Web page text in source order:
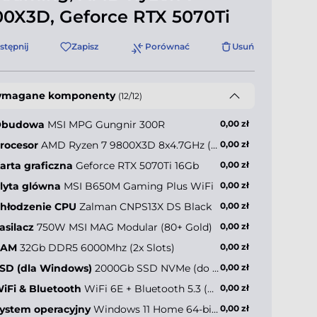
Master
600
Geforce RTX 5070Ti
Zapisz Porównać Usuń
komponenty (12/12)
MSI MPG Gungnir 300R 0,00 zł
AMD Ryzen 7 9800X3D 8x4.7GHz (max 5.2GHz) 0,00 zł
graficzna Geforce RTX 5070Ti 16Gb 0,00 zł
glówna MSI B650M Gaming Plus WiFi 0,00 zł
CPU Zalman CNPS13X DS Black 0,00 zł
750W MSI MAG Modular (80+ Gold) 0,00 zł
32Gb DDR5 6000Mhz (2x Slots) 0,00 zł
(dla Windows) 2000Gb SSD NVMe (do 5000MB/s)0,00 zł
& Bluetooth WiFi 6E + Bluetooth 5.3 (Onboard) 0,00 zł
operacyjny Windows 11 Home 64-bit PL 0,00 zł